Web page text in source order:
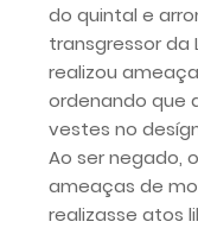
do quintal e
transgressor da
realizou
ordenando que
vestes no
Ao ser negado,
ameaças de
realizasse atos